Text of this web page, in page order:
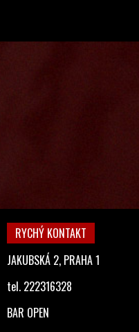
RYCHÝ KONTAKT
JAKUBSKÁ 2, PRAHA 1
tel. 222316328
BAR OPEN